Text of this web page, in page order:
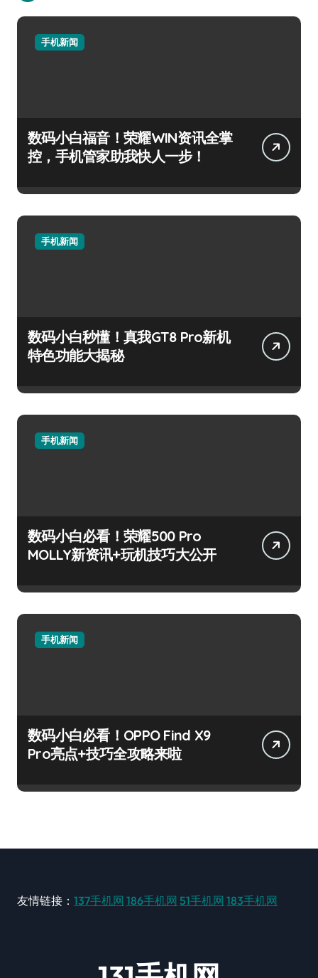
手机新闻
数码小白福音！荣耀WIN资讯全掌
控，手机管家助我快人一步！
手机新闻
数码小白秒懂！真我GT8 Pro新机
特色功能大揭秘
手机新闻
数码小白必看！荣耀500 Pro
MOLLY新资讯+玩机技巧大公开
手机新闻
数码小白必看！OPPO Find X9
Pro亮点+技巧全攻略来啦
友情链接： 137手机网 186手机网 51手机网 183手机网